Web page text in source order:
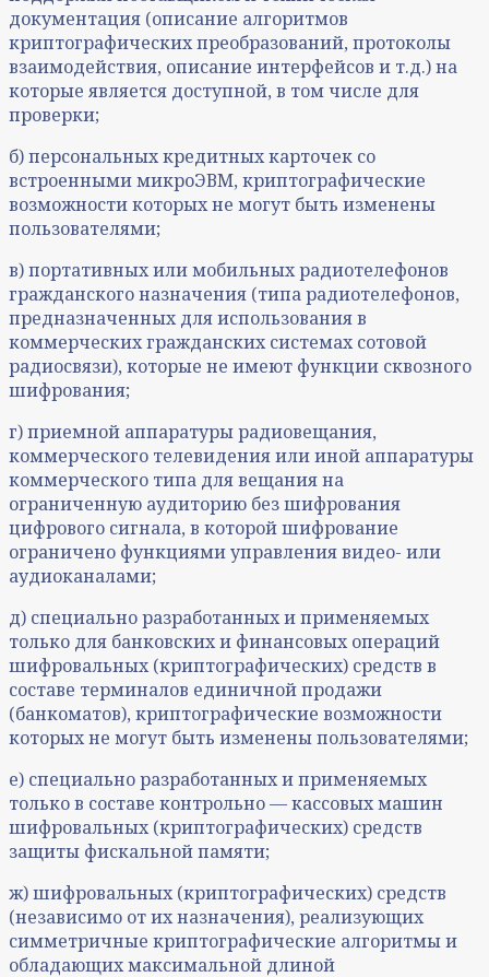
документация (описание алгоритмов
криптографических преобразований, протоколы
взаимодействия, описание интерфейсов и т.д.) на
которые является доступной, в том числе для
проверки;
б) персональных кредитных карточек со
встроенными микроЭВМ, криптографические
возможности которых не могут быть изменены
пользователями;
в) портативных или мобильных радиотелефонов
гражданского назначения (типа радиотелефонов,
предназначенных для использования в
коммерческих гражданских системах сотовой
радиосвязи), которые не имеют функции сквозного
шифрования;
г) приемной аппаратуры радиовещания,
коммерческого телевидения или иной аппаратуры
коммерческого типа для вещания на
ограниченную аудиторию без шифрования
цифрового сигнала, в которой шифрование
ограничено функциями управления видео- или
аудиоканалами;
д) специально разработанных и применяемых
только для банковских и финансовых операций
шифровальных (криптографических) средств в
составе терминалов единичной продажи
(банкоматов), криптографические возможности
которых не могут быть изменены пользователями;
е) специально разработанных и применяемых
только в составе контрольно — кассовых машин
шифровальных (криптографических) средств
защиты фискальной памяти;
ж) шифровальных (криптографических) средств
(независимо от их назначения), реализующих
симметричные криптографические алгоритмы и
обладающих максимальной длиной